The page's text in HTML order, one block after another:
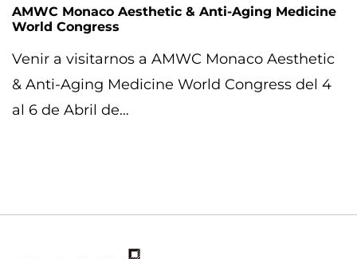
on
AMWC Monaco Aesthetic & Anti-Aging Medicine
World Congress
Venir a visitarnos a AMWC Monaco Aesthetic
& Anti-Aging Medicine World Congress del 4
al 6 de Abril de…